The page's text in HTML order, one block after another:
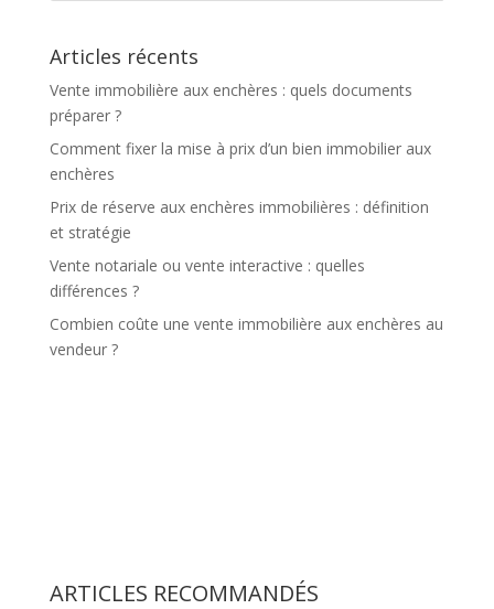
Articles récents
Vente immobilière aux enchères : quels documents
préparer ?
Comment fixer la mise à prix d’un bien immobilier aux
enchères
Prix de réserve aux enchères immobilières : définition
et stratégie
Vente notariale ou vente interactive : quelles
différences ?
Combien coûte une vente immobilière aux enchères au
vendeur ?
ARTICLES RECOMMANDÉS